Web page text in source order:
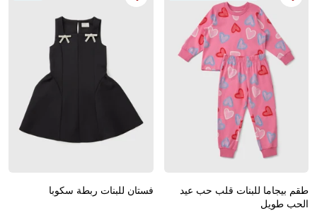
طقم بيجاما للبنات قلب حب عيد
الحب طويل
فستان للبنات ربطة سكوبا